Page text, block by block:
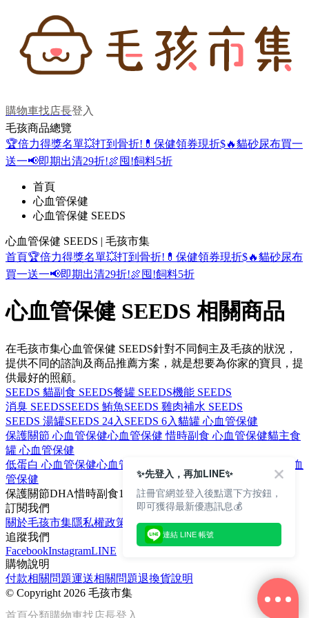
購物車找店長登入
毛孩商品總覽
🏆倍力得獎名單💥打到骨折! 💊保健領券現折$🔥貓砂尿布買一
送一📢即期出清29折!🍖囤!飼料5折
首頁
心血管保健
心血管保健 SEEDS
心血管保健 SEEDS | 毛孩市集
首頁🏆倍力得獎名單💥打到骨折! 💊保健領券現折$🔥貓砂尿布
買一送一📢即期出清29折!🍖囤!飼料5折
心血管保健 SEEDS 相關商品
在毛孩市集心血管保健 SEEDS針對不同飼主及毛孩的狀況，
提供不同的諮詢及商品推薦方案，就是想要為你家的寶貝，提
供最好的照顧。
SEEDS 貓副食 SEEDS餐罐 SEEDS機能 SEEDS
消臭 SEEDSSEEDS 鮪魚SEEDS 雞肉補水 SEEDS
SEEDS 湯罐SEEDS 24入 SEEDS 6入貓罐 心血管保健
保護關節 心血管保健心血管保健 惜時副食 心血管保健貓主食
罐 心血管保健
低蛋白 心血管保健心血管保健 鯖魚
餐包 心血
管保健
保護關節DHA惜時副食170克
訂閱我們
關於毛孩市集隱私權政策
文章
追蹤我們
FacebookInstagramLINE
購物說明
付款相關問題運送相關問題退換貨說明
© Copyright 2026 毛孩市集
首頁分類購物車找店長登入
✨先登入，再加LINE✨
註冊官網並登入後點選下方按鈕，
即可獲得最新優惠訊息💰
連結 LINE 帳號